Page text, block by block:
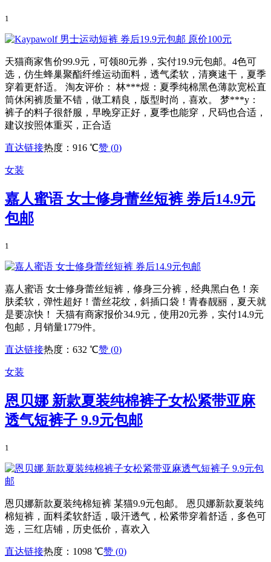
1
天猫商家售价99.9元，可领80元券，实付19.9元包邮。4色可
选，仿生蜂巢聚酯纤维运动面料，透气柔软，清爽速干，夏季
穿着更舒适。 淘友评价： 林***煜：夏季纯棉黑色薄款宽松直
筒休闲裤质量不错，做工精良，版型时尚，喜欢。 梦***y：
裤子的料子很舒服，早晚穿正好，夏季也能穿，尺码也合适，
建议按照体重买，正合适
直达链接热度：916 ℃赞 (0)
女装
嘉人蜜语 女士修身蕾丝短裤 券后14.9元
包邮
1
嘉人蜜语 女士修身蕾丝短裤，修身三分裤，经典黑白色！亲
肤柔软，弹性超好！蕾丝花纹，斜插口袋！青春靓丽，夏天就
是要凉快！ 天猫有商家报价34.9元，使用20元券，实付14.9元
包邮，月销量1779件。
直达链接热度：632 ℃赞 (0)
女装
恩贝娜 新款夏装纯棉裤子女松紧带亚麻
透气短裤子 9.9元包邮
1
恩贝娜新款夏装纯棉短裤 某猫9.9元包邮。 恩贝娜新款夏装纯
棉短裤，面料柔软舒适，吸汗透气，松紧带穿着舒适，多色可
选，三红店铺，历史低价，喜欢入
直达链接热度：1098 ℃赞 (0)